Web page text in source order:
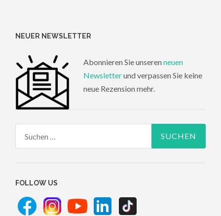
NEUER NEWSLETTER
Abonnieren Sie unseren neuen
Newsletterund verpassen Sie keine
neue Rezension mehr.
FOLLOW US